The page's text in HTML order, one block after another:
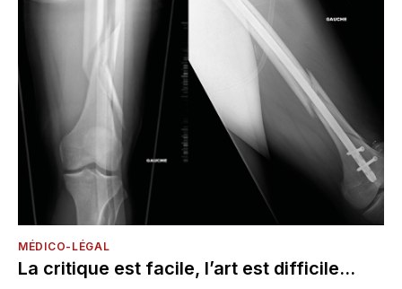
MÉDICO-LÉGAL
La critique est facile, l’art est difficile...